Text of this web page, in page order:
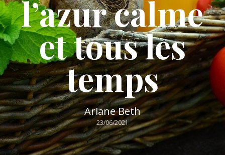
l’azur calme
et tous les
temps
Ariane Beth
23/06/2021